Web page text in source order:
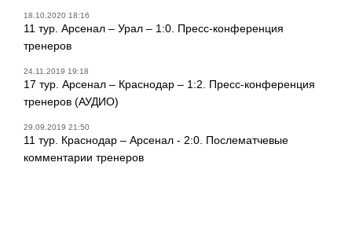
18.10.2020 18:16
11 тур. Арсенал – Урал – 1:0. Пресс-конференция
тренеров
24.11.2019 19:18
17 тур. Арсенал – Краснодар – 1:2. Пресс-конференция
тренеров (АУДИО)
29.09.2019 21:50
11 тур. Краснодар – Арсенал - 2:0. Послематчевые
комментарии тренеров